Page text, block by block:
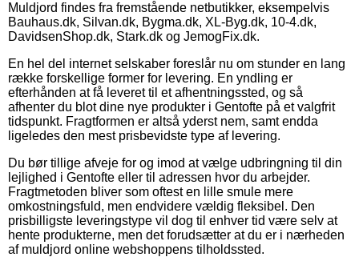
Muldjord findes fra fremstående netbutikker, eksempelvis
Bauhaus.dk, Silvan.dk, Bygma.dk, XL-Byg.dk, 10-4.dk,
DavidsenShop.dk, Stark.dk og JemogFix.dk.
En hel del internet selskaber foreslår nu om stunder en lang
række forskellige former for levering. En yndling er
efterhånden at få leveret til et afhentningssted, og så
afhenter du blot dine nye produkter i Gentofte på et valgfrit
tidspunkt. Fragtformen er altså yderst nem, samt endda
ligeledes den mest prisbevidste type af levering.
Du bør tillige afveje for og imod at vælge udbringning til din
lejlighed i Gentofte eller til adressen hvor du arbejder.
Fragtmetoden bliver som oftest en lille smule mere
omkostningsfuld, men endvidere vældig fleksibel. Den
prisbilligste leveringstype vil dog til enhver tid være selv at
hente produkterne, men det forudsætter at du er i nærheden
af muldjord online webshoppens tilholdssted.